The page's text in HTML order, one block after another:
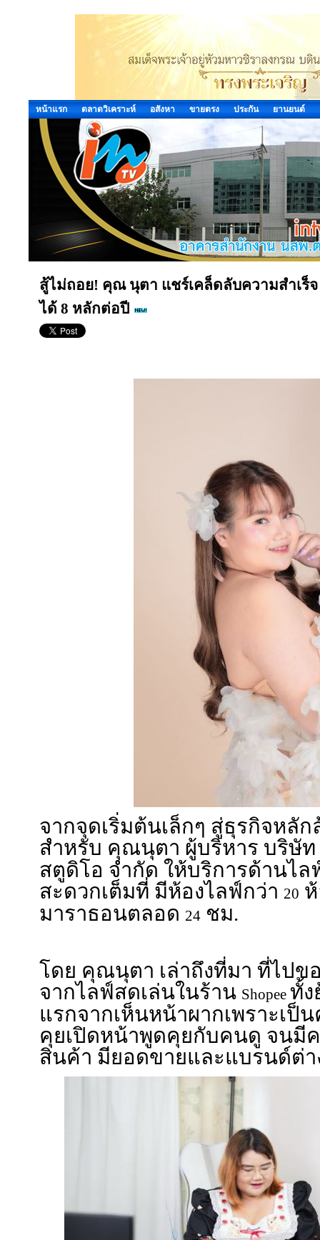
หน้าแรก ตลาดวิเคราะห์ อสังหา ขายตรง ประกัน ยานยนต์
สู้ไม่ถอย! คุณ นุตา แชร์เคล็ดลับความสำเร็
ได้ 8 หลักต่อปี
จากจุดเริ่มต้นเล็กๆ สู่ธุรกิจหลั
สำหรับ คุณนุตา ผู้บริหาร บริษัท
สตูดิโอ จำกัด ให้บริการด้านไ
สะดวกเต็มที่ มีห้องไลฟ์กว่า 20
มาราธอนตลอด 24 ชม.
โดย คุณนุตา เล่าถึงที่มา ที่ไปข
จากไลฟ์สดเล่นในร้าน Shopee ทั้ง
แรกจากเห็นหน้าผากเพราะเป็
คุยเปิดหน้าพูดคุยกับคนดู จนมีค
สินค้า มียอดขายและแบรนด์ต่า